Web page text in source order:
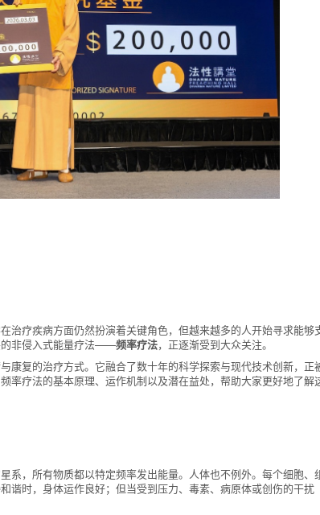
治疗疾病方面仍然扮演着关键角色，但越来越多的人开始寻求能够
的非侵入式能量疗法——频率疗法，正逐渐受到大众关注。
康复的治疗方式。它融合了数十年的科学探索与现代技术创新，正
率疗法的基本原理、运作机制以及潜在益处，帮助大家更好地了解
系，所有物质都以特定频率发出能量。人体也不例外。每个细胞、
谐时，身体运作良好；但当受到压力、毒素、病原体或创伤的干扰